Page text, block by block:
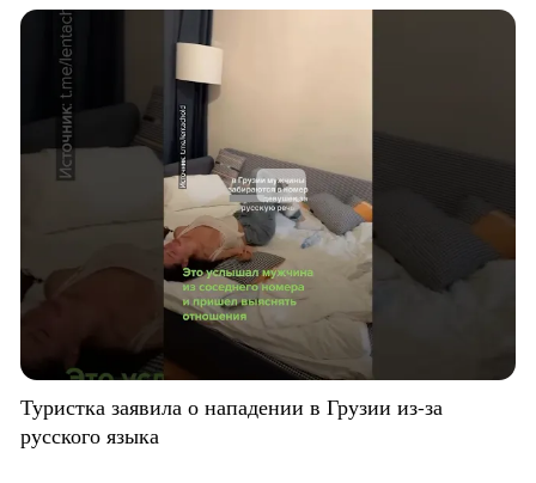
Туристка заявила о нападении в Грузии из-за
русского языка